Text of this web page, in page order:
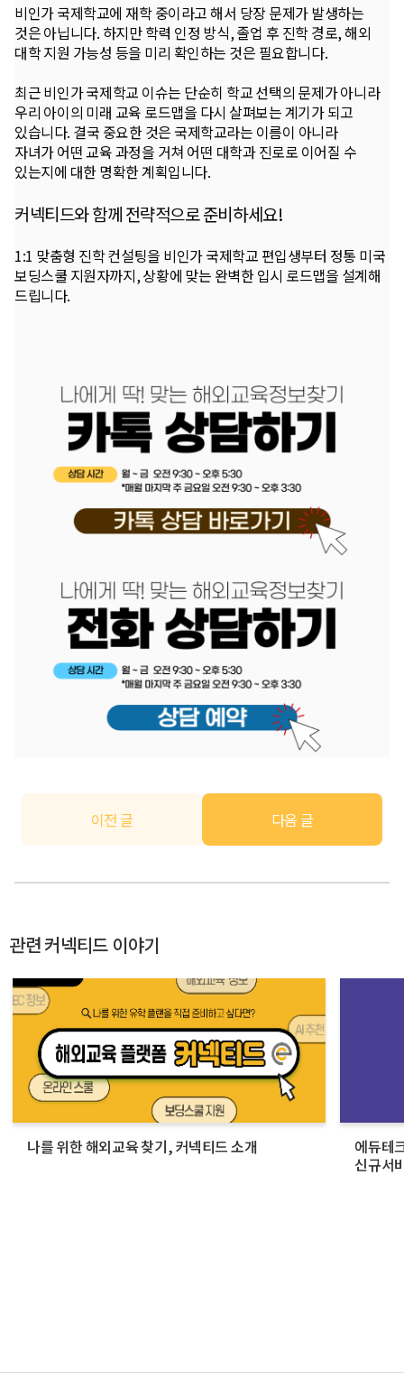
비인가 국제학교에 재학 중이라고 해서 당장 문제가 발생하는
것은 아닙니다. 하지만 학력 인정 방식, 졸업 후 진학 경로, 해외
대학 지원 가능성 등을 미리 확인하는 것은 필요합니다.
최근 비인가 국제학교 이슈는 단순히 학교 선택의 문제가 아니라
우리 아이의 미래 교육 로드맵을 다시 살펴보는 계기가 되고
있습니다. 결국 중요한 것은 국제학교라는 이름이 아니라
자녀가 어떤 교육 과정을 거쳐 어떤 대학과 진로로 이어질 수
있는지에 대한 명확한 계획입니다.
커넥티드와 함께 전략적으로 준비하세요!
1:1 맞춤형 진학 컨설팅을 비인가 국제학교 편입생부터 정통 미국
보딩스쿨 지원자까지, 상황에 맞는 완벽한 입시 로드맵을 설계해
드립니다.
이전 글 다음 글
관련 커넥티드 이야기
나를 위한 해외교육 찾기, 커넥티드 소개
에듀테
신규서